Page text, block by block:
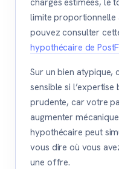
limite proportionnelle
pouvez consulter
hypothécaire de
Sur un bien atypique,
sensible si
prudente, car votre
augmenter
hypothécaire peut
vous dire où vous
une offre.